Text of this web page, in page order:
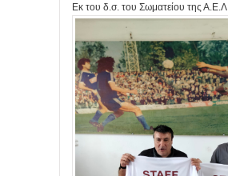
Εκ του δ.σ. του Σωματείου της Α.Ε.Λ.